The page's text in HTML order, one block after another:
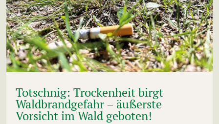
Totschnig: Trockenheit birgt
Waldbrandgefahr – äußerste
Vorsicht im Wald geboten!